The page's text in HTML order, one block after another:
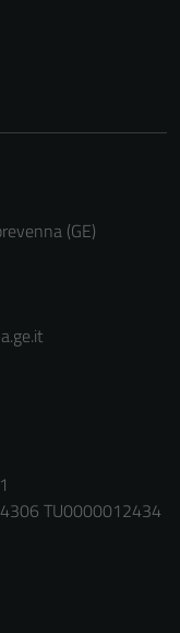
(GE)
TU0000012434
cookie
necessari